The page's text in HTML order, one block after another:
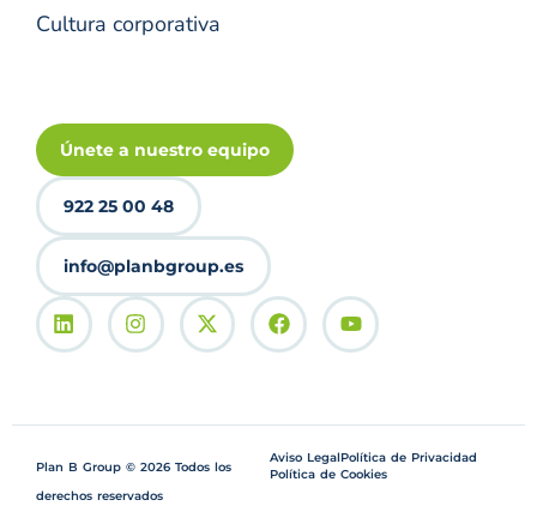
Cultura corporativa
Únete a nuestro equipo
922 25 00 48
info@planbgroup.es
Plan B Group © 2026 Todos los
derechos reservados
Aviso LegalPolítica de Privacidad
Política de Cookies